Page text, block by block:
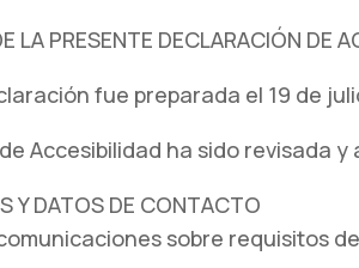
LA PRESENTE DECLARACIÓN DE
fue preparada el 19 de
Accesibilidad ha sido revisada
Y DATOS DE CONTACTO
sobre requisitos